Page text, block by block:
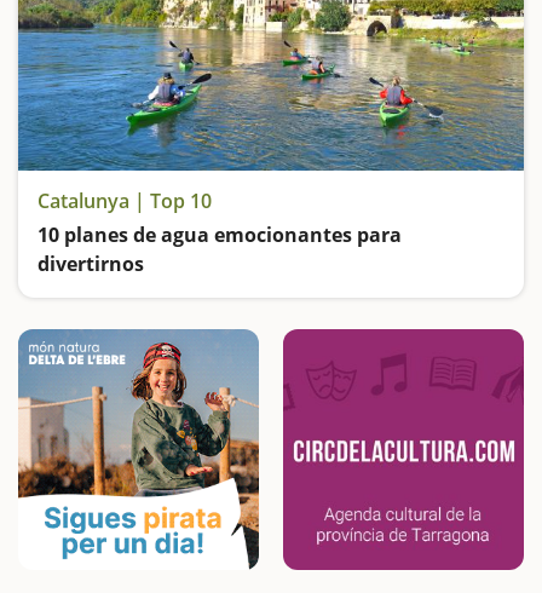
Catalunya | Top 10
10 planes de agua emocionantes para
divertirnos